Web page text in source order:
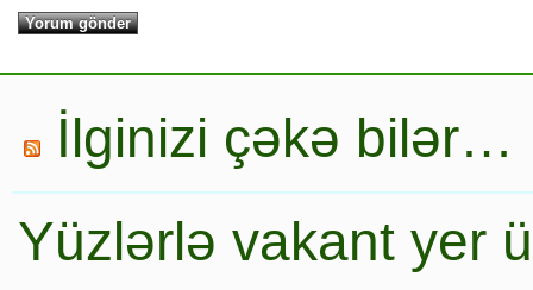
İlginizi çəkə bilər…
Yüzlərlə vakant yer